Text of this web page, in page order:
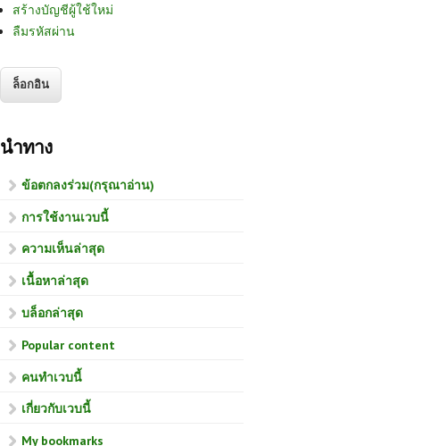
สร้างบัญชีผู้ใช้ใหม่
ลืมรหัสผ่าน
นำทาง
ข้อตกลงร่วม(กรุณาอ่าน)
การใช้งานเวบนี้
ความเห็นล่าสุด
เนื้อหาล่าสุด
บล็อกล่าสุด
Popular content
คนทำเวบนี้
เกี่ยวกับเวบนี้
My bookmarks